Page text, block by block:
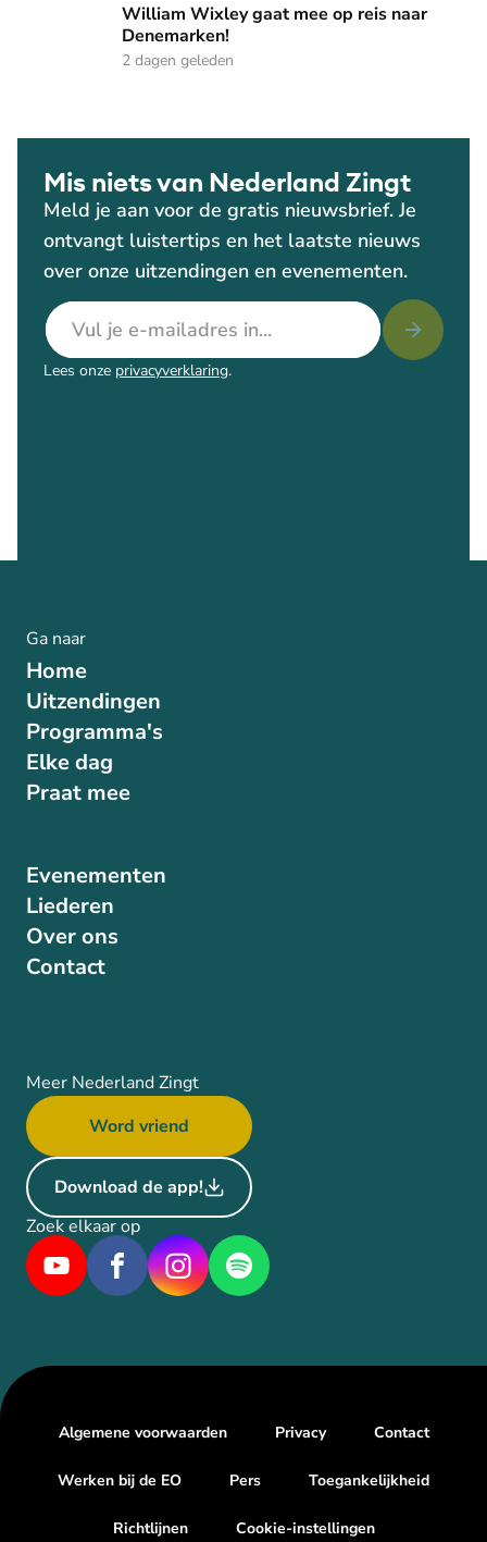
William Wixley gaat mee op reis naar Denemarken!
William Wixley gaat mee op reis naar
Denemarken!
2 dagen geleden
Mis niets van Nederland Zingt
Meld je aan voor de gratis nieuwsbrief. Je
ontvangt luistertips en het laatste nieuws
over onze uitzendingen en evenementen.
E-mailadres
Lees onze privacyverklaring.
Ga naar
Home
Uitzendingen
Programma's
Elke dag
Praat mee
Evenementen
Liederen
Over ons
Contact
Meer Nederland Zingt
Word vriend
Download de app!
Zoek elkaar op
Algemene voorwaarden Privacy Contact
Werken bij de EO Pers Toegankelijkheid
Richtlijnen Cookie-instellingen